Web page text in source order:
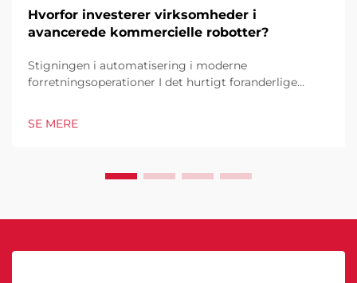
Hvorfor investerer virksomheder i
avancerede kommercielle robotter?
Stigningen i automatisering i moderne
forretningsoperationer I det hurtigt foranderlige
excellence. Disse sofistikerede maskiner
SE MERE